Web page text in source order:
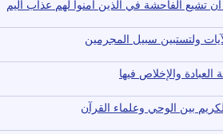
تشيع الفاحشة في الذين آمنوا لهم عذاب أليم
ولتستبين سبيل المجرمين
العبادة والإخلاص فيها
بين الوحي وعلماء القرآن